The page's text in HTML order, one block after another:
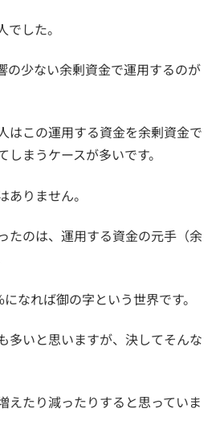
した。
の少ない余剰資金で運用するのが
はこの運用する資金を余剰資金で
まうケースが多いです。
りません。
たのは、運用する資金の元手（余
なれば御の字という世界です。
多いと思いますが、決してそんな
えたり減ったりすると思っていま